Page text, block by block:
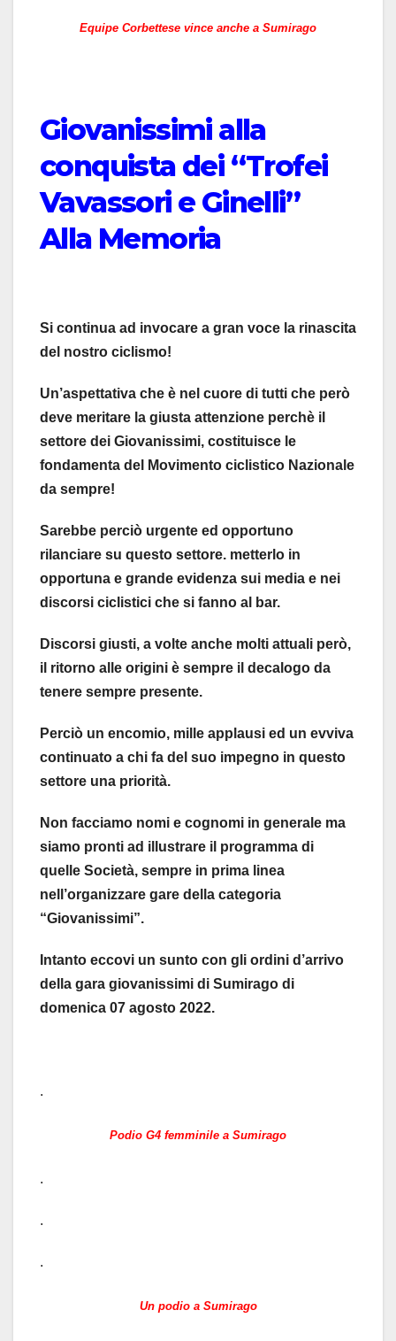
Equipe Corbettese vince anche a Sumirago
Giovanissimi alla
conquista dei “Trofei
Vavassori e Ginelli”
Alla Memoria
Si continua ad invocare a gran voce la rinascita
del nostro ciclismo!
Un’aspettativa che è nel cuore di tutti che però
deve meritare la giusta attenzione perchè il
settore dei Giovanissimi, costituisce le
fondamenta del Movimento ciclistico Nazionale
da sempre!
Sarebbe perciò urgente ed opportuno
rilanciare su questo settore. metterlo in
opportuna e grande evidenza sui media e nei
discorsi ciclistici che si fanno al bar.
Discorsi giusti, a volte anche molti attuali però,
il ritorno alle origini è sempre il decalogo da
tenere sempre presente.
Perciò un encomio, mille applausi ed un evviva
continuato a chi fa del suo impegno in questo
settore una priorità.
Non facciamo nomi e cognomi in generale ma
siamo pronti ad illustrare il programma di
quelle Società, sempre in prima linea
nell’organizzare gare della categoria
“Giovanissimi”.
Intanto eccovi un sunto con gli ordini d’arrivo
della gara giovanissimi di Sumirago di
domenica 07 agosto 2022.
.
Podio G4 femminile a Sumirago
.
.
.
Un podio a Sumirago